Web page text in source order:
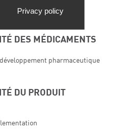
seuil
DES MÉDICAMENTS
pharmaceutique
DU PRODUIT
Privacy policy